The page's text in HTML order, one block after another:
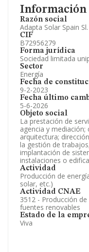
Información
Razón social
Adapta Solar Spain Sl.
CIF
B72956279
Forma jurídica
Sociedad limitada
Sector
Energía
Fecha de
9-2-2023
Fecha último
5-6-2026
Objeto social
La prestación de
agencia y mediación;
arquitectura;
la gestión de
implantación de
instalaciones o
Actividad
Producción de
solar, etc.)
Actividad CNAE
3512 - Producción
fuentes renovables
Estado de la
Viva
Información